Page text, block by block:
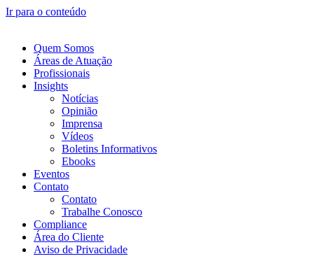
Ir para o conteúdo
Quem Somos
Áreas de Atuação
Profissionais
Insights
Notícias
Opinião
Imprensa
Vídeos
Boletins Informativos
Ebooks
Eventos
Contato
Contato
Trabalhe Conosco
Compliance
Área do Cliente
Aviso de Privacidade